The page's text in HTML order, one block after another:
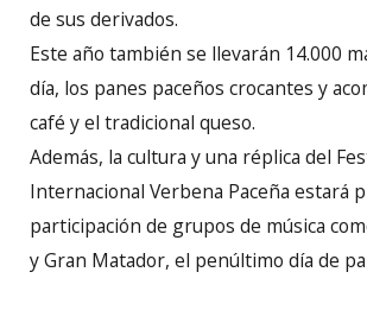
de sus derivados.
Este año también se llevarán 14.000
día, los panes paceños crocantes y
café y el tradicional queso.
Además, la cultura y una réplica del
Internacional Verbena Paceña estará
participación de grupos de música
y Gran Matador, el penúltimo día de